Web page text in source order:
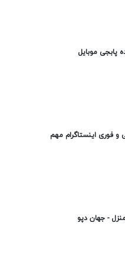
موبایل
و فوری اینستاگرام مهم
- جهان دپو